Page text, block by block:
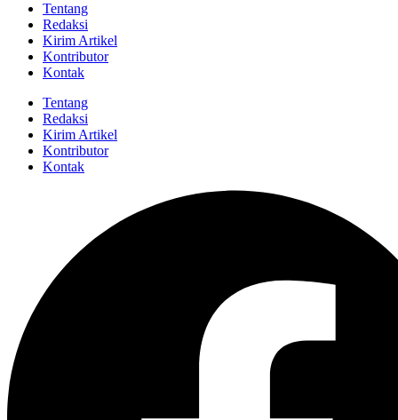
Tentang
Redaksi
Kirim Artikel
Kontributor
Kontak
Tentang
Redaksi
Kirim Artikel
Kontributor
Kontak